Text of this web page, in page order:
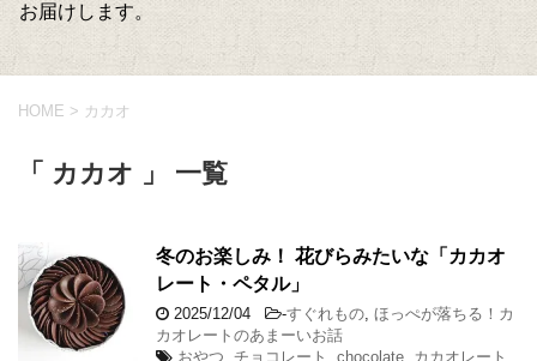
お届けします。
HOME > カカオ
「 カカオ 」 一覧
冬のお楽しみ！ 花びらみたいな「カカオ
レート・ペタル」
2025/12/04 -すぐれもの, ほっぺが落ちる！カ
カオレートのあまーいお話
おやつ チョコレート chocolate カカオレート